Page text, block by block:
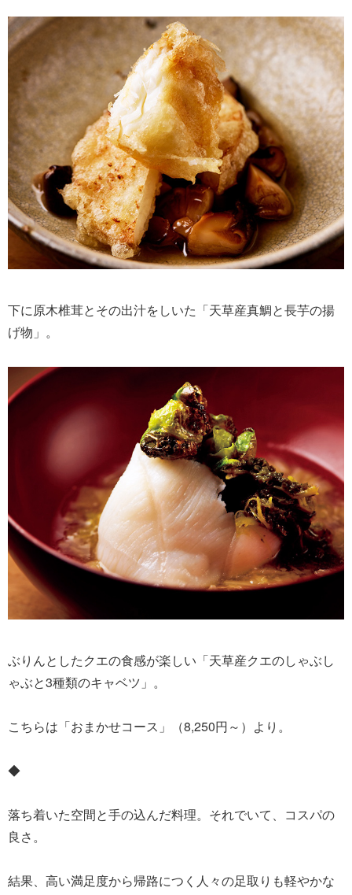
下に原木椎茸とその出汁をしいた「天草産真鯛と長芋の揚
げ物」。
ぶりんとしたクエの食感が楽しい「天草産クエのしゃぶし
ゃぶと3種類のキャベツ」。
こちらは「おまかせコース」（8,250円～）より。
◆
落ち着いた空間と手の込んだ料理。それでいて、コスパの
良さ。
結果、高い満足度から帰路につく人々の足取りも軽やかな